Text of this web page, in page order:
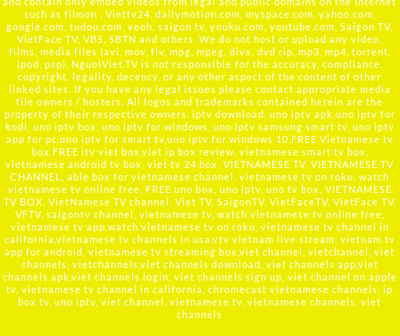
such as filmon , Viettv24, dailymotion.com, myspace.com, yahoo.com,
google.com, tudou.com, veoh, saigon tv, youku.com, youtube.com, Saigon TV,
VietFace TV, VBS, SBTN and others. We do not host or upload any video,
films, media files (avi, mov, flv, mpg, mpeg, divx, dvd rip, mp3, mp4, torrent,
ipod, psp), NguoiViet.TV is not responsible for the accuracy, compliance,
copyright, legality, decency, or any other aspect of the content of other
linked sites. If you have any legal issues please contact appropriate media
file owners / hosters. All logos and trademarks contained herein are the
property of their respective owners. iptv download, uno iptv apk,uno iptv for
kodi, uno iptv box, uno iptv for windows, uno iptv samsung smart tv, uno iptv
app for pc,uno iptv for smart tv,uno iptv for windows 10,FREE Vietnamese tv
box,FREE itv viet box,viet ip box review, vietnamese smart tv box,
vietnamese android tv box, viet tv 24 box, VIETNAMESE TV, VIETNAMESE TV
CHANNEL, able box for vietnamese channel, vietnamese tv on roku, watch
vietnamese tv online free, FREE uno box, uno iptv, uno tv box, VIETNAMESE
TV BOX, VietNamese TV channel, Viet TV, SaigonTV, VietFaceTV, VietFace TV,
VFTV, saigontv channel, vietnamese tv, watch vietnamese tv online free,
vietnamese tv app,watch vietnamese tv on roku, vietnamese tv channel in
california,vietnamese tv channels in usa,vtv vietnam live stream, vietnam tv
app for android, vietnamese tv streaming box,viet channel, vietchannel, viet
channels, vietchannels,viet channels download, viet channels app,viet
channels apk,viet channels login, viet channels sign up, viet channel on apple
tv, vietnamese tv channel in california, chromecast vietnamese channels, ip
box tv, uno iptv, viet channel, vietnamese tv, vietnamese channels, viet
channels